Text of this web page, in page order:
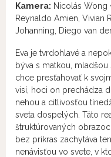
Kamera: Nicolás Wong
Reynaldo Amien, Vivian
Johanning, Diego van
Eva je tvrdohlavé a
býva s matkou,
chce presťahovať k
visí, hoci on prechádza
nehou a citlivosťou
sveta dospelých. Táto
štruktúrovaných
bez príkras zachytáva
nenávisťou vo svete, v